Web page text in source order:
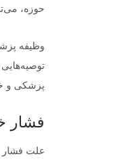
حوزه،
وظیفه
پزشکی و
فشار
علت فشار